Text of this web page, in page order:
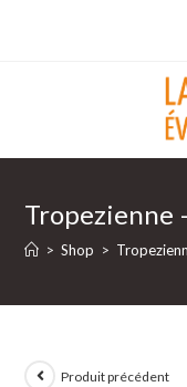
Tropezienne
> Shop >
Produit précédent